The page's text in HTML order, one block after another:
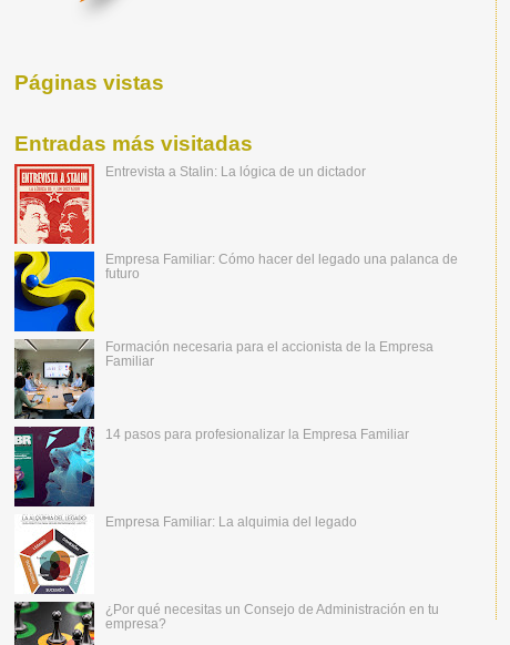
Páginas vistas
Entradas más visitadas
Entrevista a Stalin: La lógica de un dictador
Empresa Familiar: Cómo hacer del legado una palanca de
futuro
Formación necesaria para el accionista de la Empresa
Familiar
14 pasos para profesionalizar la Empresa Familiar
Empresa Familiar: La alquimia del legado
¿Por qué necesitas un Consejo de Administración en tu
empresa?